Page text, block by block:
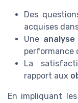
Des
acquises
Une analyse
performance
La
rapport aux
En impliquant les